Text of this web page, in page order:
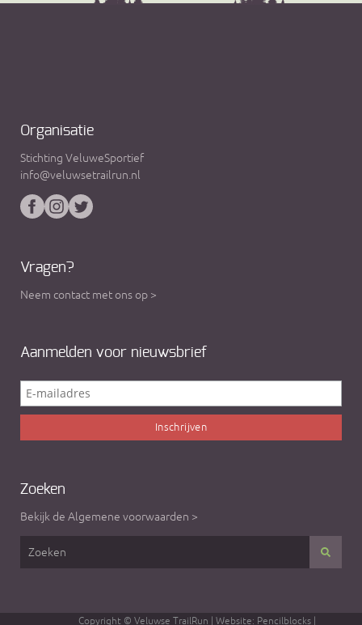
Organisatie
Stichting VeluweSportief
info@veluwsetrailrun.nl
Vragen?
Neem contact met ons op >
Aanmelden voor nieuwsbrief
Zoeken
Bekijk de Algemene voorwaarden >
Copyright © Veluwse TrailRun | Website: Pencilblocks |